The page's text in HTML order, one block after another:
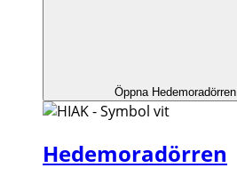
Öppna Hedemoradörren
Hedemoradörren